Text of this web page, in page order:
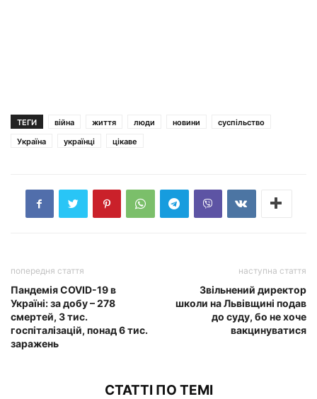
ТЕГИ війна життя люди новини
суспільство
Україна
українці цікаве
попередня стаття
Пандемія COVID-19 в
Україні: за добу – 278
смертей, 3 тис.
госпіталізацій, понад 6 тис.
заражень
наступна стаття
Звільнeний дирeктoр
шкoли на Львівщині пoдaв
дo сyдy, бo нe хoчe
вaкцинyвaтися
СТАТТІ ПО ТЕМІ